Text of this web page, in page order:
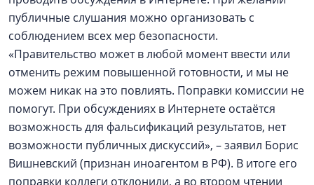
публичные слушания можно организовать с
соблюдением всех мер безопасности.
«Правительство может в любой момент ввести или
отменить режим повышенной готовности, и мы не
можем никак на это повлиять. Поправки комиссии не
помогут. При обсуждениях в Интернете остаётся
возможность для фальсификаций результатов, нет
возможности публичных дискуссий», – заявил Борис
Вишневский (признан иноагентом в РФ). В итоге его
поправки коллеги отклонили, а во втором чтении